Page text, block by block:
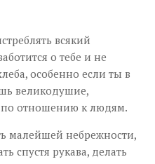
всякий
о тебе и не
особенно если ты в
великодушие,
по отношению к людям.
малейшей небрежности,
спустя рукава, делать